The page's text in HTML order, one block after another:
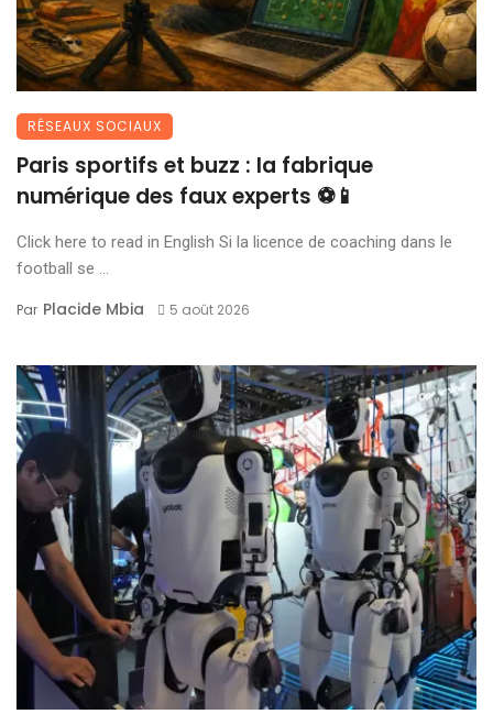
RÉSEAUX SOCIAUX
Paris sportifs et buzz : la fabrique
numérique des faux experts ⚽📱
Click here to read in English Si la licence de coaching dans le
football se ...
Par Placide Mbia 5 août 2026